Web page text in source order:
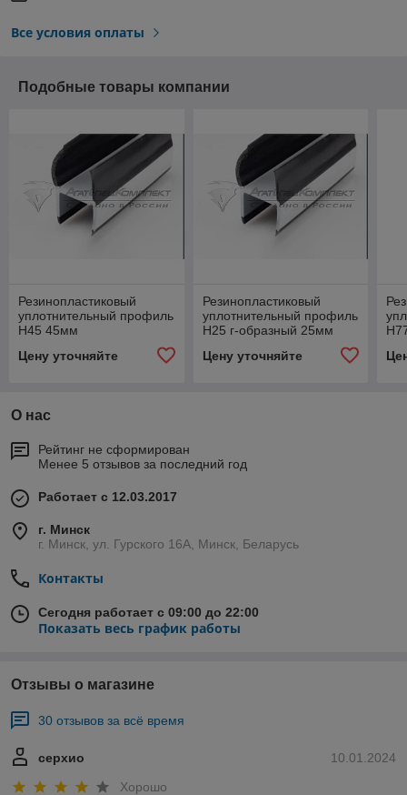
Все условия оплаты
Подобные товары компании
Резинопластиковый
уплотнительный профиль
H45 45мм
Цену уточняйте
Резинопластиковый
уплотнительный профиль
H25 г-образный 25мм
Цену уточняйте
О нас
Рейтинг не сформирован
Менее 5 отзывов за последний год
Работает с 12.03.2017
г. Минск
г. Минск, ул. Гурского 16А, Минск, Беларусь
Контакты
Сегодня работает с 09:00 до 22:00
Показать весь график работы
Отзывы о магазине
30 отзывов за всё время
10.01.2024
серхио
Хорошо